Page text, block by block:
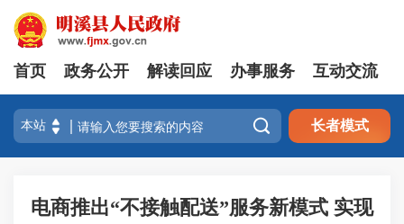
首页 政务公开 解读回应 办事服务 互动交流
 长者模式
电商推出“不接触配送”服务新模式 实现